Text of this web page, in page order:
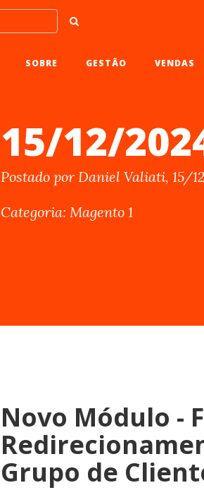
SOBRE GESTÃO VENDAS
15/12/
Postado por Daniel Valiati, 15/
Categoria: Magento 1
Novo Módulo -
Grupo de